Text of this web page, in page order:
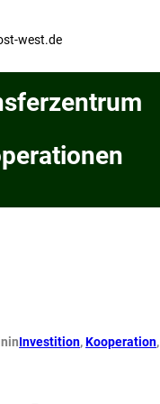
west.de
inInvestition, Kooperation